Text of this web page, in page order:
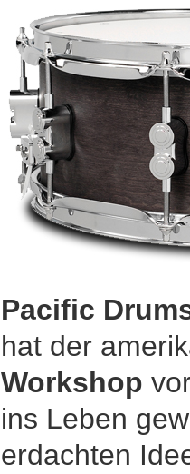
Pacific
hat der
Workshop
ins Leben
erdachten